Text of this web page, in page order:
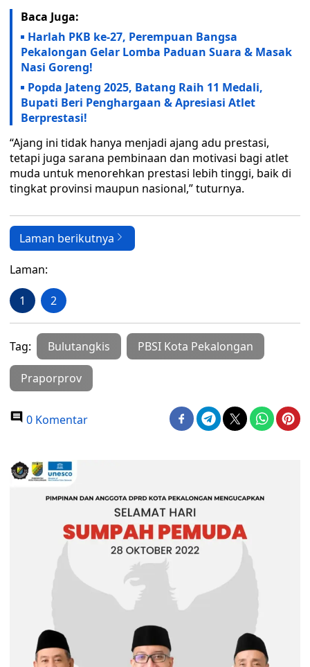
Baca Juga:
Harlah PKB ke-27, Perempuan Bangsa
Pekalongan Gelar Lomba Paduan Suara & Masak
Nasi Goreng!
Popda Jateng 2025, Batang Raih 11 Medali,
Bupati Beri Penghargaan & Apresiasi Atlet
Berprestasi!
“Ajang ini tidak hanya menjadi ajang adu prestasi,
tetapi juga sarana pembinaan dan motivasi bagi atlet
muda untuk menorehkan prestasi lebih tinggi, baik di
tingkat provinsi maupun nasional,” tuturnya.
Laman berikutnya
Laman:
1 2
Tag: Bulutangkis PBSI Kota Pekalongan
Praporprov
0 Komentar